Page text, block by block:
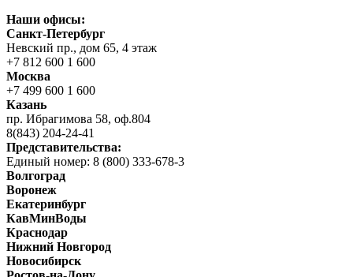
Наши офисы:
Санкт-Петербург
Невский пр., дом 65, 4 этаж
+7 812 600 1 600
Москва
+7 499 600 1 600
Казань
пр. Ибрагимова 58, оф.804
8(843) 204-24-41
Представительства:
Единый номер: 8 (800) 333-678-3
Волгоград
Воронеж
Екатеринбург
КавМинВоды
Краснодар
Нижний Новгород
Новосибирск